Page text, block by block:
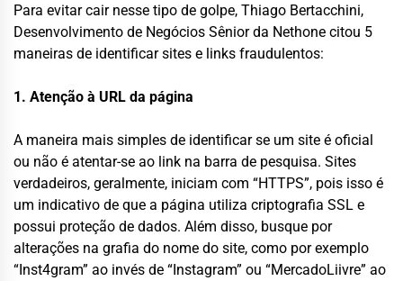
Para evitar cair nesse tipo de golpe, Thiago Bertacchini,
Desenvolvimento de Negócios Sênior da Nethone citou 5
maneiras de identificar sites e links fraudulentos:
1. Atenção à URL da página
A maneira mais simples de identificar se um site é oficial
ou não é atentar-se ao link na barra de pesquisa. Sites
verdadeiros, geralmente, iniciam com “HTTPS”, pois isso é
um indicativo de que a página utiliza criptografia SSL e
possui proteção de dados. Além disso, busque por
alterações na grafia do nome do site, como por exemplo
“Inst4gram” ao invés de “Instagram” ou “MercadoLiivre” ao